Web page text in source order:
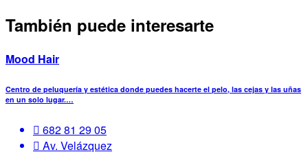
También puede interesarte
Mood Hair
Centro de peluquería y estética donde puedes hacerte el pelo, las cejas y las uñas
en un solo lugar.…
682 81 29 05
Av. Velázquez